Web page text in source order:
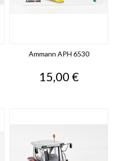
Ammann APH 6530
Prix
15,00 €